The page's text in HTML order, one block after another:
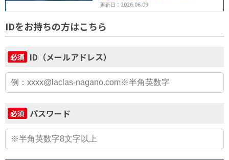
更新日：2026.06.09
IDをお持ちの方はこちら
必須 ID（メールアドレス）
必須 パスワード